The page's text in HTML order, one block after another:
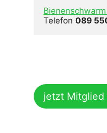
Telefon 089
jetzt Mitglied